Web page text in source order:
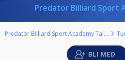
Predator Billiard Sport
Predator Billiard Sport Academy Tallinn